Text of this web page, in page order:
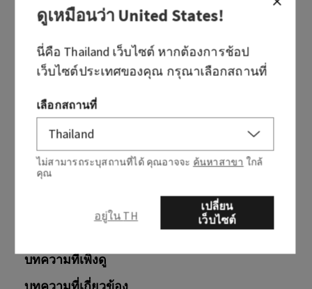
หากคุณยังคงพบปัญหา โปรดติดต่อเรา
บทความนี้มีประโยชน์หรือไม่
ใช่ ไม่
บทความที่เพิ่งดู
ดูเหมือนว่าUnited States!
นี่คือ Thailand เว็บไซต์ หากต้องการช้อป
เว็บไซต์ประเทศของคุณ กรุณาเลือกสถานที่
เลือกสถานที่
ไม่สามารถระบุสถานที่ได้ คุณอาจจะ ค้นหาสาขา ใกล้
คุณ
อยู่ใน TH
เปลี่ยน
เว็บไซต์